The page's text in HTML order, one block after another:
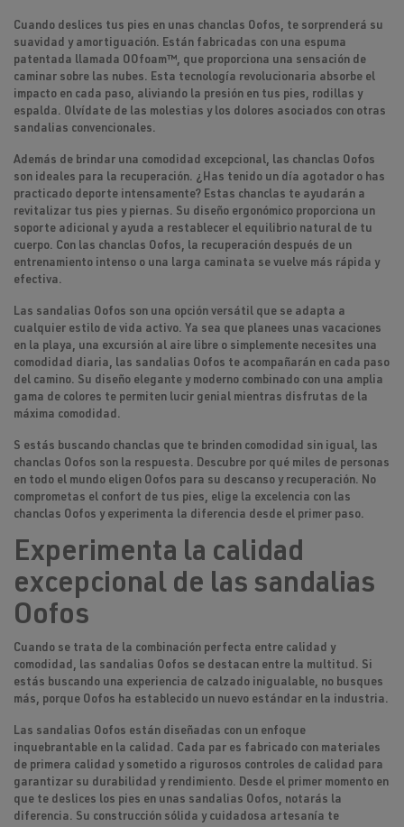
Cuando deslices tus pies en unas chanclas Oofos, te sorprenderá su
suavidad y amortiguación. Están fabricadas con una espuma
patentada llamada OOfoam™, que proporciona una sensación de
caminar sobre las nubes. Esta tecnología revolucionaria absorbe el
impacto en cada paso, aliviando la presión en tus pies, rodillas y
espalda. Olvídate de las molestias y los dolores asociados con otras
sandalias convencionales.
Además de brindar una comodidad excepcional, las chanclas Oofos
son ideales para la recuperación. ¿Has tenido un día agotador o has
practicado deporte intensamente? Estas chanclas te ayudarán a
revitalizar tus pies y piernas. Su diseño ergonómico proporciona un
soporte adicional y ayuda a restablecer el equilibrio natural de tu
cuerpo. Con las chanclas Oofos, la recuperación después de un
entrenamiento intenso o una larga caminata se vuelve más rápida y
efectiva.
Las sandalias Oofos son una opción versátil que se adapta a
cualquier estilo de vida activo. Ya sea que planees unas vacaciones
en la playa, una excursión al aire libre o simplemente necesites una
comodidad diaria, las sandalias Oofos te acompañarán en cada paso
del camino. Su diseño elegante y moderno combinado con una amplia
gama de colores te permiten lucir genial mientras disfrutas de la
máxima comodidad.
S estás buscando chanclas que te brinden comodidad sin igual, las
chanclas Oofos son la respuesta. Descubre por qué miles de personas
en todo el mundo eligen Oofos para su descanso y recuperación. No
comprometas el confort de tus pies, elige la excelencia con las
chanclas Oofos y experimenta la diferencia desde el primer paso.
Experimenta la calidad
excepcional de las sandalias
Oofos
Cuando se trata de la combinación perfecta entre calidad y
comodidad, las sandalias Oofos se destacan entre la multitud. Si
estás buscando una experiencia de calzado inigualable, no busques
más, porque Oofos ha establecido un nuevo estándar en la industria.
Las sandalias Oofos están diseñadas con un enfoque
inquebrantable en la calidad. Cada par es fabricado con materiales
de primera calidad y sometido a rigurosos controles de calidad para
garantizar su durabilidad y rendimiento. Desde el primer momento en
que te deslices los pies en unas sandalias Oofos, notarás la
diferencia. Su construcción sólida y cuidadosa artesanía te